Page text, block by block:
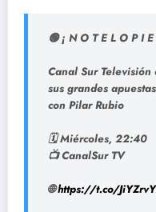
🟢 ¡ N O T E L O P I
Canal Sur
sus grandes
con Pilar Rubio
🗓 Miércoles, 22:40
📺 CanalSur TV
🌐https://t.co/